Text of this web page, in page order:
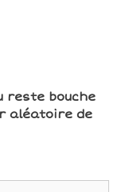
reste bouche
aléatoire de